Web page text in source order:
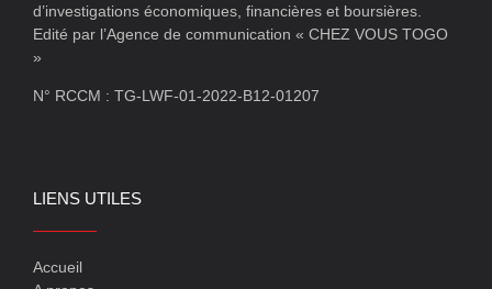
d’investigations économiques, financières et boursières.
Edité par l’Agence de communication « CHEZ VOUS TOGO
»
N° RCCM : TG-LWF-01-2022-B12-01207
LIENS UTILES
Accueil